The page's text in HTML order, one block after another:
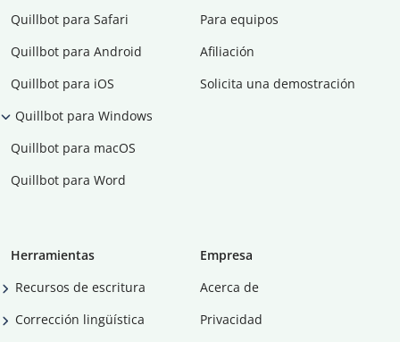
Quillbot para Safari
Quillbot para Android
Quillbot para iOS
Quillbot para Windows
Quillbot para macOS
Quillbot para Word
Para equipos
Afiliación
Solicita una demostración
Herramientas
Recursos de escritura
Corrección lingüística
Empresa
Acerca de
Privacidad